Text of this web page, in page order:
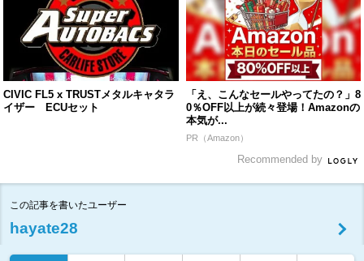
CIVIC FL5 x TRUSTメタルキャタラ
イザー ECUセット
「え、こんなセールやってたの？」8
0％OFF以上が続々登場！Amazonの
本気が...
PR（Amazon）
Recommended by
この記事を書いたユーザー
hayate28